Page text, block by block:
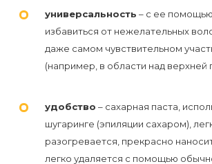
универсальность – с ее
избавиться от нежелательных
даже самом чувствительном
(например, в области над верхней
удобство – сахарная паста,
шугаринге (эпиляции сахаром),
разогревается, прекрасно
легко удаляется с помощью